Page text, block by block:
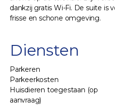
dankzij gratis Wi-Fi. De suite is
frisse en schone omgeving.
Diensten
Parkeren
Parkeerkosten
Huisdieren toegestaan (op
aanvraag)